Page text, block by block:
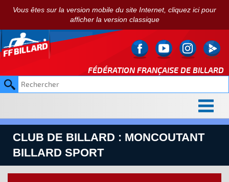
Vous êtes sur la version mobile du site Internet, cliquez ici pour
afficher la version classique
FÉDÉRATION FRANÇAISE DE BILLARD
CLUB DE BILLARD : MONCOUTANT
BILLARD SPORT